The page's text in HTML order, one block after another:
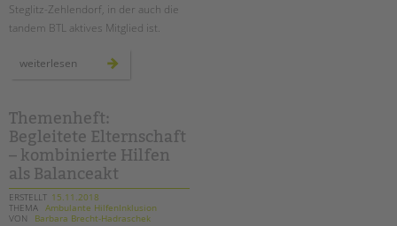
Steglitz-Zehlendorf, in der auch die
tandem BTL aktives Mitglied ist.
weiterlesen fachtag
der
ambulanten
einzelfallhilfe
–
ein
bericht
Themenheft:
Begleitete Elternschaft
– kombinierte Hilfen
als Balanceakt
ERSTELLT 15.11.2018
THEMA Ambulante HilfenInklusion
VON
Barbara Brecht-Hadraschek